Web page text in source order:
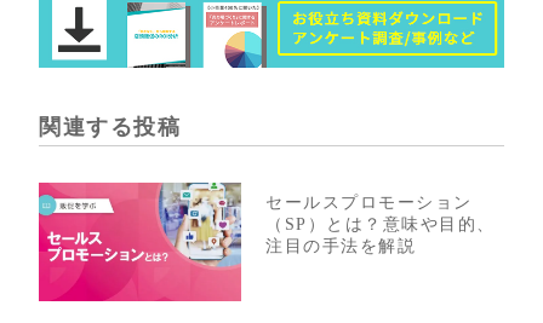
関連する投稿
セールスプロモーション
（SP）とは？意味や目的、
注目の手法を解説